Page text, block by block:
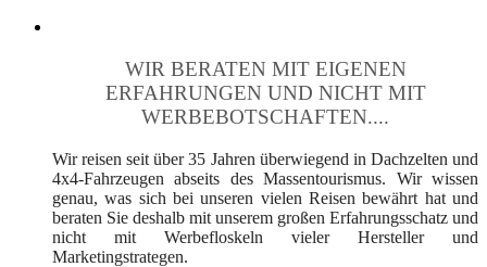
WIR BERATEN MIT EIGENEN
ERFAHRUNGEN UND NICHT MIT
WERBEBOTSCHAFTEN....
Wir reisen seit über 35 Jahren überwiegend in Dachzelten und
4x4-Fahrzeugen abseits des Massentourismus. Wir wissen
genau, was sich bei unseren vielen Reisen bewährt hat und
beraten Sie deshalb mit unserem großen Erfahrungsschatz und
nicht mit Werbefloskeln vieler Hersteller und
Marketingstrategen.